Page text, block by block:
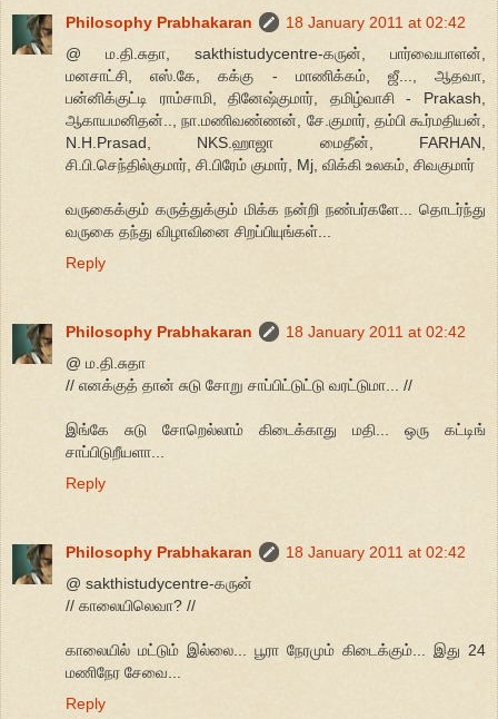
Philosophy Prabhakaran
18 January 2011 at 02:42
@ ம.தி.சுதா, sakthistudycentre-கருன், பார்வையாளன்,
மனசாட்சி, எஸ்.கே, கக்கு - மாணிக்கம், ஜீ..., ஆதவா,
பன்னிக்குட்டி ராம்சாமி, தினேஷ்குமார், தமிழ்வாசி - Prakash,
ஆகாயமனிதன்.., நா.மணிவண்ணன், சே.குமார், தம்பி கூர்மதியன்,
N.H.Prasad, NKS.ஹாஜா மைதீன், FARHAN,
சி.பி.செந்தில்குமார், சி.பிரேம் குமார், Mj, விக்கி உலகம், சிவகுமார்
வருகைக்கும் கருத்துக்கும் மிக்க நன்றி நண்பர்களே... தொடர்ந்து
வருகை தந்து விழாவினை சிறப்பியுங்கள்...
Reply
Philosophy Prabhakaran
18 January 2011 at 02:42
@ ம.தி.சுதா
// எனக்குத் தான் சுடு சோறு சாப்பிட்டுட்டு வரட்டுமா... //
இங்கே சுடு சோறெல்லாம் கிடைக்காது மதி... ஒரு கட்டிங்
சாப்பிடுறீயளா...
Reply
Philosophy Prabhakaran
18 January 2011 at 02:42
@ sakthistudycentre-கருன்
// காலையிலெவா? //
காலையில் மட்டும் இல்லை... பூரா நேரமும் கிடைக்கும்... இது 24
மணிநேர சேவை...
Reply